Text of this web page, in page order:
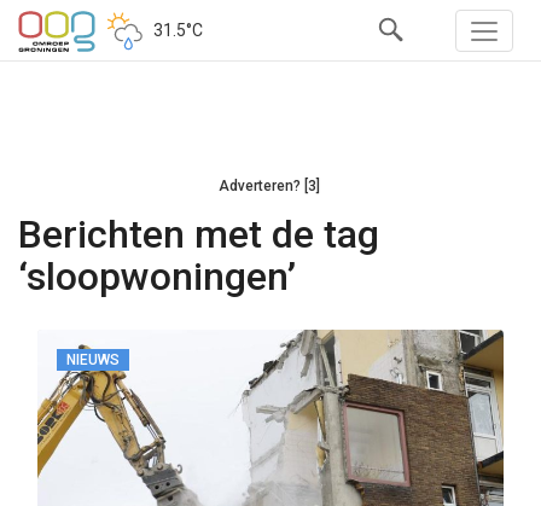
31.5°C
Adverteren? [3]
Berichten met de tag
‘sloopwoningen’
NIEUWS